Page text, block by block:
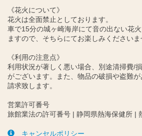
《花火について》
花火は全面禁止としております。
車で15分の城ヶ崎海岸にて音の出ない花
ますので、そちらにてお楽しみくださいま
《利用の注意点》
利用状況が著しく悪い場合、別途清掃費/
がございます。また、物品の破損や盗難
請求致します。
営業許可番号
旅館業法の許可番号 | 静岡県熱海保健所 |
キャンセルポリシー